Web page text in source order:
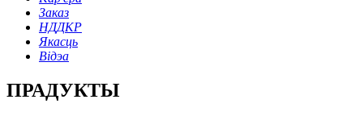
Заказ
НДДКР
Якасць
Відэа
ПРАДУКТЫ